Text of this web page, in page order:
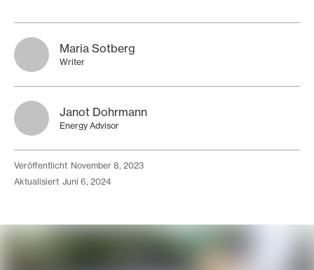
Maria Sotberg
Writer
Janot Dohrmann
Energy Advisor
veröffentlicht November 8, 2023
aktualisiert Juni 6, 2024